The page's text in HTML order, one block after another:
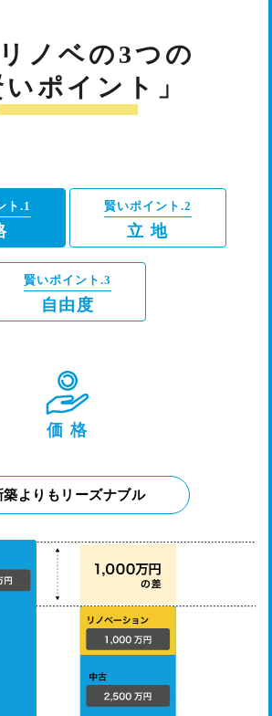
ノベの3つの
いポイント」
ト.1 賢いポイント.2
立 地
賢いポイント.3
自由度
価 格
築よりもリーズナブル